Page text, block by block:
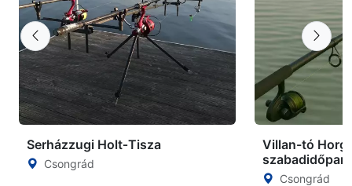
Serházzugi Holt‑Tisza
Csongrád
Villan-tó
szabadidőpark
Csongrád